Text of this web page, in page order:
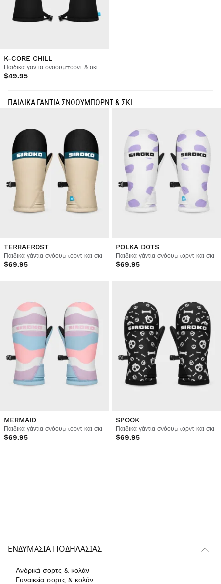
K-CORE CHILL
Παιδικα γαντια σνοουμπορντ & σκι
$49.95
ΠΑΙΔΙΚΑ ΓΑΝΤΙΑ ΣΝΟΟΥΜΠΟΡΝΤ & ΣΚΙ
TERRAFROST
Παιδικά γάντια σνόουμπορντ και σκι
$69.95
POLKA DOTS
Παιδικά γάντια σνόουμπορντ και σκι
$69.95
MERMAID
Παιδικά γάντια σνόουμπορντ και σκι
$69.95
SPOOK
Παιδικά γάντια σνόουμπορντ και σκι
$69.95
ΕΝΔΥΜΑΣΊΑ ΠΟΔΗΛΑΣΊΑΣ
Ανδρικά σορτς & κολάν
Γυναικεία σορτς & κολάν